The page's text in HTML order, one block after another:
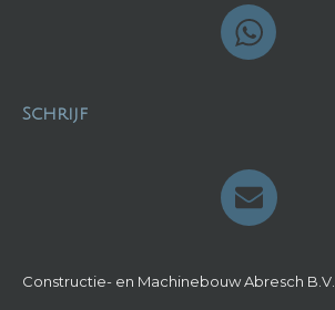
Schrijf
Constructie- en Machinebouw Abresch B.V.